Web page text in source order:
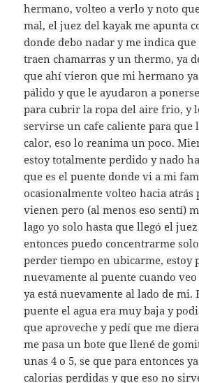
hermano, volteo a verlo y noto
mal, el juez del kayak me apunta
donde debo nadar y me indica que
traen chamarras y un thermo, ya
que ahí vieron que mi hermano
pálido y que le ayudaron a
para cubrir la ropa del aire frio, y
servirse un cafe caliente para que
calor, eso lo reanima un poco.
estoy totalmente perdido y nado
que es el puente donde vi a mi
ocasionalmente volteo hacia atrás
vienen pero (al menos eso sentí)
lago yo solo hasta que llegó el
entonces puedo concentrarme
perder tiempo en ubicarme, estoy
nuevamente al puente cuando
ya está nuevamente al lado de mi.
puente el agua era muy baja y
que aproveche y pedí que me
me pasa un bote que llené de
unas 4 o 5, se que para entonces
calorias perdidas y que eso no